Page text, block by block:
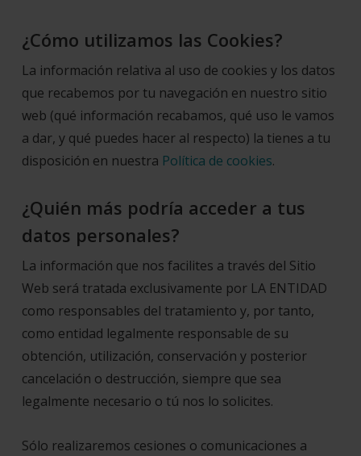
¿Cómo utilizamos las Cookies?
La información relativa al uso de cookies y los datos
que recabemos por tu navegación en nuestro sitio
web (qué información recabamos, qué uso le vamos
a dar, y qué puedes hacer al respecto) la tienes a tu
disposición en nuestra Política de cookies.
¿Quién más podría acceder a tus
datos personales?
La información que nos facilites a través del Sitio
Web será tratada exclusivamente por LA ENTIDAD
como responsables del tratamiento y, por tanto,
como entidad legalmente responsable de su
obtención, utilización, conservación y posterior
cancelación o destrucción, siempre que sea
legalmente necesario o tú nos lo solicites.
Sólo realizaremos cesiones o comunicaciones a